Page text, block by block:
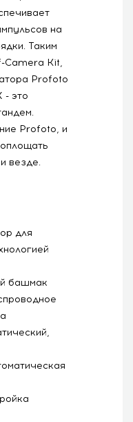
на
Таким
Camera Kit,
Profoto
- это
Profoto, и
везде.
для
башмак